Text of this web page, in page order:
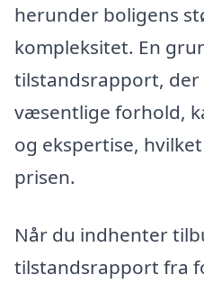
herunder boligens
kompleksitet. En
tilstandsrapport,
væsentlige forhold,
og ekspertise,
prisen.
Når du indhenter
tilstandsrapport fra